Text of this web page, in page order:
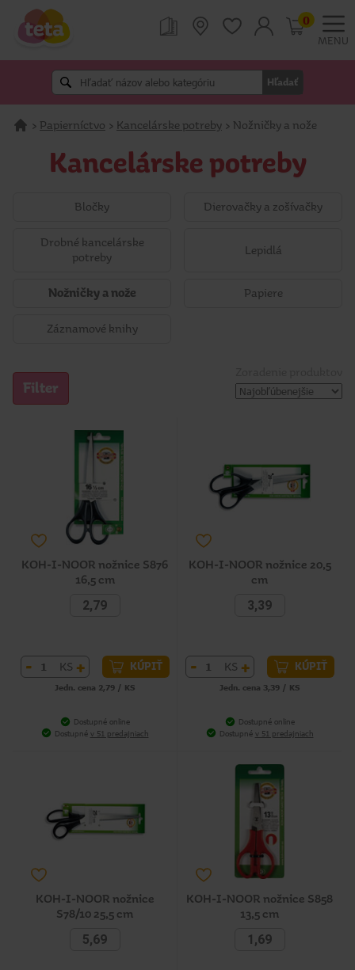
MENU
Hľadať
0
> Papierníctvo > Kancelárske potreby > Nožničky a nože
Kancelárske potreby
Bločky Dierovačky a zošívačky
Drobné kancelárske
potreby
Lepidlá
Nožničky a nože Papiere
Záznamové knihy
Filter
KOH-I-NOOR nožnice S876
16,5 cm
2,79
- KS + KÚPIŤ
Jedn. cena 2,79 / KS
Dostupné online
Dostupné v 51 predajniach
KOH-I-NOOR nožnice 20,5
cm
3,39
- KS + KÚPIŤ
Jedn. cena 3,39 / KS
Dostupné online
Dostupné v 51 predajniach
KOH-I-NOOR nožnice
S78/10 25,5 cm
5,69
KOH-I-NOOR nožnice S858
13,5 cm
1,69